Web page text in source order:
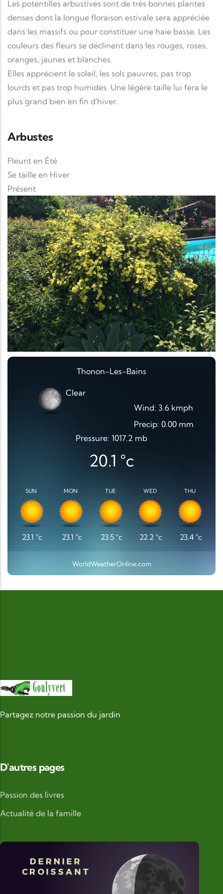
Les potentilles arbustives sont de très bonnes plantes
denses dont la longue floraison estivale sera appréciée
dans les massifs ou pour constituer une haie basse. Les
couleurs des fleurs se déclinent dans les rouges, roses,
oranges, jaunes et blanches.
Elles apprécient le soleil, les sols pauvres, pas trop
lourds et pas trop humides. Une légère taille lui fera le
plus grand bien en fin d'hiver.
Arbustes
Fleurit en Été
Se taille en Hiver
Présent
Thonon-Les-Bains
Clear
Wind: 3.6 kmph
Precip: 0.00 mm
Pressure: 1017.2 mb
20.1 °c
SUN
23.1 °c
MON
23.1 °c
TUE
23.5°c
WED
22.2 °c
THU
23.4°c
WorldWeatherOnline.com
Partagez notre passion du jardin
D'autres pages
Passion des livres
Actualité de la famille